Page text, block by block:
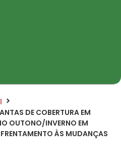
DE COBERTURA EM
OUTONO/INVERNO EM
ÀS MUDANÇAS